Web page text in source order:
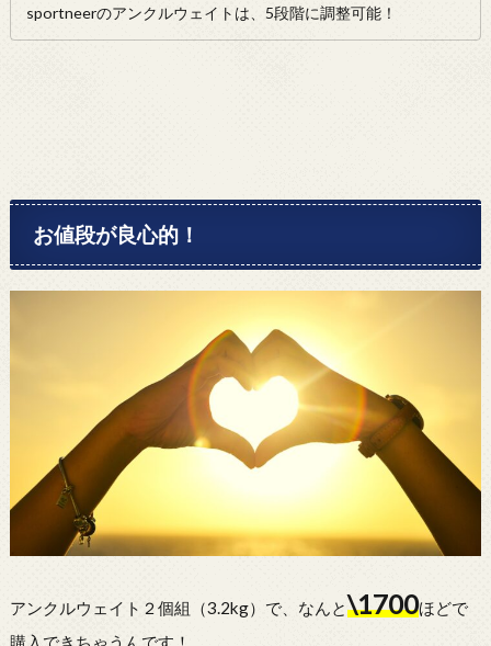
sportneerのアンクルウェイトは、5段階に調整可能！
お値段が良心的！
アンクルウェイト２個組（3.2kg）で、なんと\1700ほどで
購入できちゃうんです！